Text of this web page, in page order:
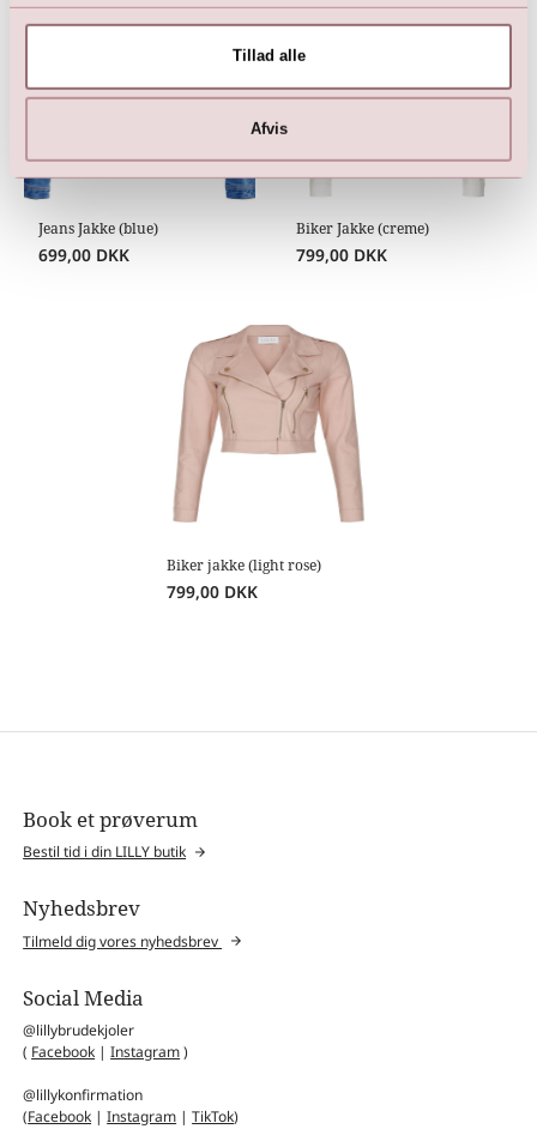
Tillad alle
Afvis
Jeans Jakke (blue)
699,00 DKK
Biker Jakke (creme)
799,00 DKK
Biker jakke (light rose)
799,00 DKK
Book et prøverum
Bestil tid i din LILLY butik
Nyhedsbrev
Tilmeld dig vores nyhedsbrev
Social Media
@lillybrudekjoler
( Facebook |Instagram)
@lillykonfirmation
(Facebook |Instagram |TikTok)